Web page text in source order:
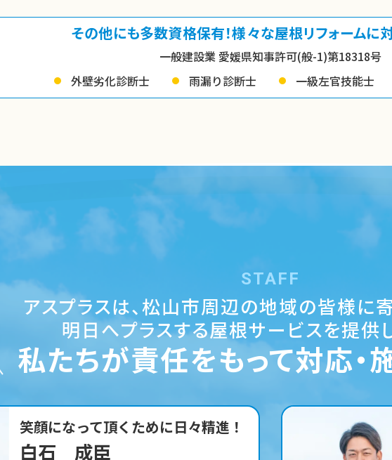
その他にも多数資格保有！様々な屋根リフォームに
一般建設業 愛媛県知事許可(般-1)第18318号
外壁劣化診断士
雨漏り診断士 一級左官技能士
STAFF
アスプラスは、松山市周辺の地域の皆様に
明日へプラスする屋根サービスを提供
私たちが責任をもって対応・
丁寧にお客様に寄り添った作業を。
吉田 亮